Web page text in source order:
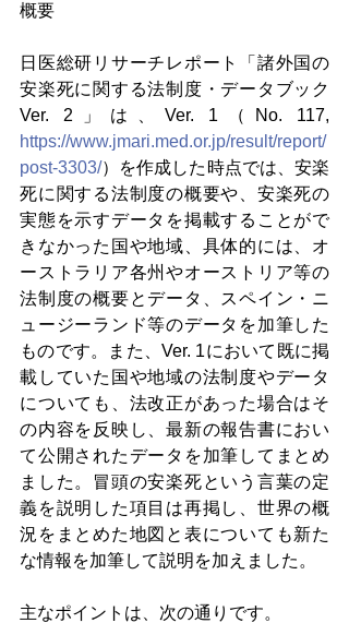
概要
日医総研リサーチレポート「諸外国の
安楽死に関する法制度・データブック
https://www.jmari.med.or.jp/result/report/
post-3303/）を作成した時点では、安楽
死に関する法制度の概要や、安楽死の
実態を示すデータを掲載することがで
きなかった国や地域、具体的には、オ
ーストラリア各州やオーストリア等の
法制度の概要とデータ、スペイン・ニ
ュージーランド等のデータを加筆した
ものです。また、Ver. 1において既に掲
載していた国や地域の法制度やデータ
についても、法改正があった場合はそ
の内容を反映し、最新の報告書におい
て公開されたデータを加筆してまとめ
ました。冒頭の安楽死という言葉の定
義を説明した項目は再掲し、世界の概
況をまとめた地図と表についても新た
な情報を加筆して説明を加えました。
主なポイントは、次の通りです。